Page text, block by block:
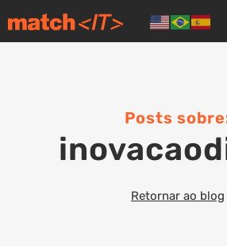
Posts
Retornar ao blog